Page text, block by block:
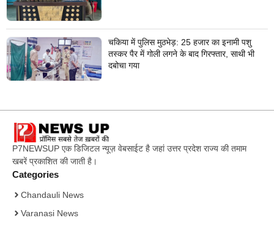
चकिया में पुलिस मुठभेड़: 25 हजार का इनामी पशु
तस्कर पैर में गोली लगने के बाद गिरफ्तार, साथी भी
दबोचा गया
P7NEWSUP एक डिजिटल न्यूज़ वेबसाईट है जहां उत्तर प्रदेश राज्य की तमाम
खबरें प्रकाशित की जाती है।
Categories
Chandauli News
Varanasi News